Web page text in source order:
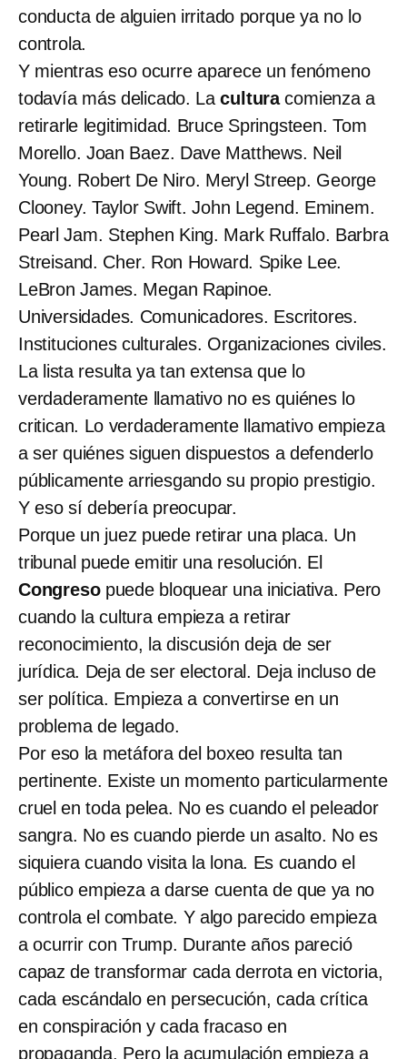
conducta de alguien irritado porque ya no lo
controla.
Y mientras eso ocurre aparece un fenómeno
todavía más delicado. Laculturacomienza a
retirarle legitimidad. Bruce Springsteen. Tom
Morello. Joan Baez. Dave Matthews. Neil
Young. Robert De Niro. Meryl Streep. George
Clooney. Taylor Swift. John Legend. Eminem.
Pearl Jam. Stephen King. Mark Ruffalo. Barbra
Streisand. Cher. Ron Howard. Spike Lee.
LeBron James. Megan Rapinoe.
Universidades. Comunicadores. Escritores.
Instituciones culturales. Organizaciones civiles.
La lista resulta ya tan extensa que lo
verdaderamente llamativo no es quiénes lo
critican. Lo verdaderamente llamativo empieza
a ser quiénes siguen dispuestos a defenderlo
públicamente arriesgando su propio prestigio.
Y eso sí debería preocupar.
Porque un juez puede retirar una placa. Un
tribunal puede emitir una resolución. El
Congreso puede bloquear una iniciativa. Pero
cuando la cultura empieza a retirar
reconocimiento, la discusión deja de ser
jurídica. Deja de ser electoral. Deja incluso de
ser política. Empieza a convertirse en un
problema de legado.
Por eso la metáfora del boxeo resulta tan
pertinente. Existe un momento particularmente
cruel en toda pelea. No es cuando el peleador
sangra. No es cuando pierde un asalto. No es
siquiera cuando visita la lona. Es cuando el
público empieza a darse cuenta de que ya no
controla el combate. Y algo parecido empieza
a ocurrir con Trump. Durante años pareció
capaz de transformar cada derrota en victoria,
cada escándalo en persecución, cada crítica
en conspiración y cada fracaso en
propaganda. Pero la acumulación empieza a